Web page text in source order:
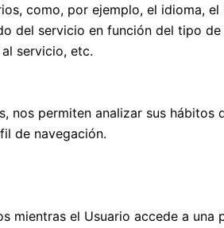
como, por ejemplo, el idioma,
del servicio en función del tipo
servicio, etc.
nos permiten analizar sus hábitos
de navegación.
mientras el Usuario accede a una